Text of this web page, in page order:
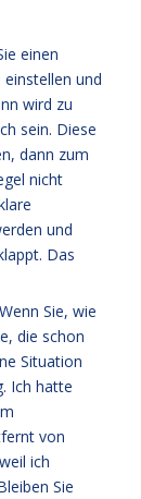
einen
und
wird zu
sein. Diese
dann zum
nicht
und
Das
Sie, wie
die schon
Situation
Ich hatte
von
ich
Sie